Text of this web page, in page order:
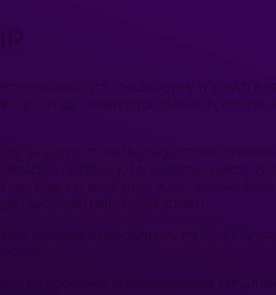
wstecznych, niedostępny w innych
w już zamkniętych okresach, istotne
otrzymał wynagrodzenie
nieobecność. System przeliczy
listy płac lub wcześniej, w dodatkowej
naliczania i nanoszenia korekt!
budowaniu algorytmów, według
na podstawie rożnych okresów